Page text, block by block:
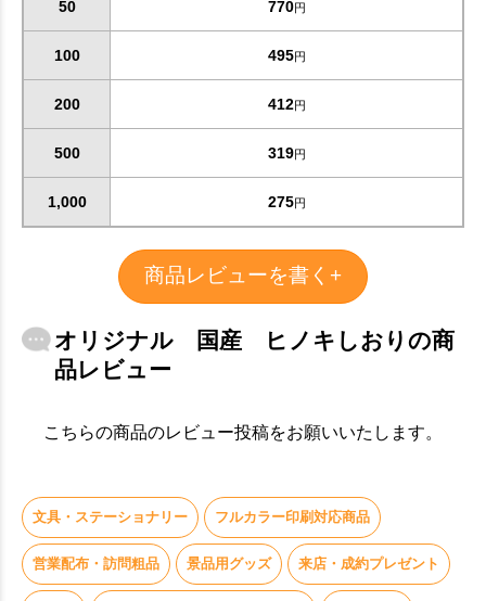
お買い物を続ける カートへ進む
50 770円
100 495円
200 412円
500 319円
1,000 275円
商品レビューを書く+
オリジナル 国産 ヒノキしおりの商
品レビュー
こちらの商品のレビュー投稿をお願いいたします。
文具・ステーショナリー フルカラー印刷対応商品
営業配布・訪問粗品 景品用グッズ 来店・成約プレゼント